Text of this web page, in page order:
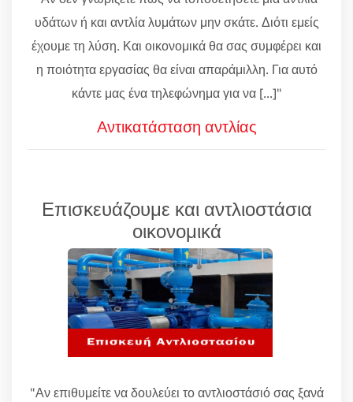
υδάτων ή και αντλία λυμάτων μην σκάτε. Διότι εμείς
έχουμε τη λύση. Και οικονομικά θα σας συμφέρει και
η ποιότητα εργασίας θα είναι απαράμιλλη. Για αυτό
κάντε μας ένα τηλεφώνημα για να [...]"
Αντικατάσταση αντλίας
Επισκευάζουμε και αντλιοστάσια
οικονομικά
"Αν επιθυμείτε να δουλεύει το αντλιοστάσιό σας ξανά